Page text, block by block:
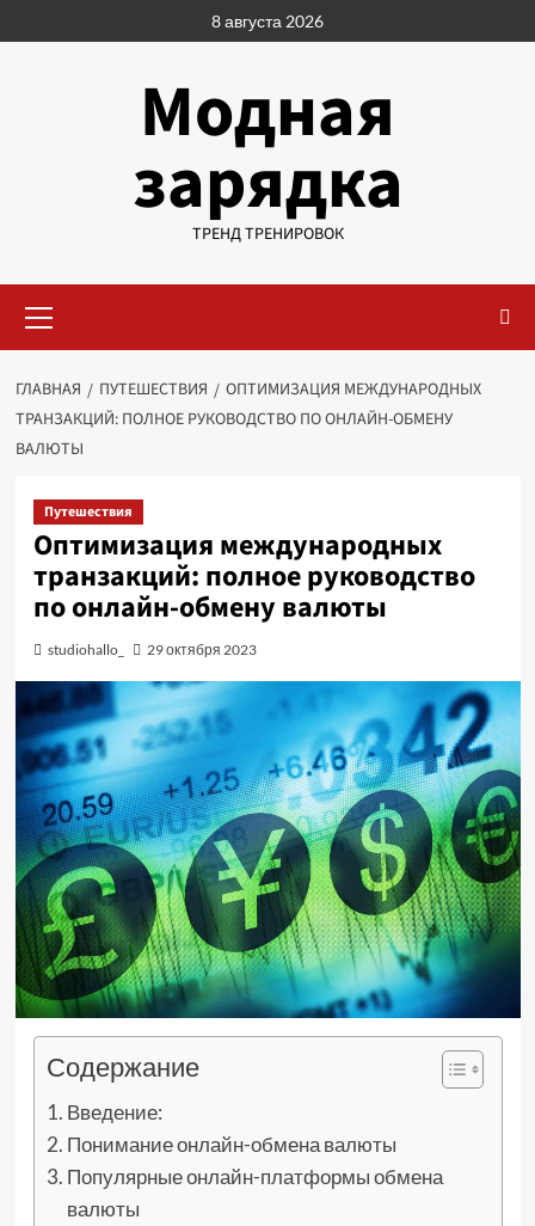
к
8 августа 2026
Модная
зарядка
ТРЕНД ТРЕНИРОВОК
меню
ГЛАВНАЯ ПУТЕШЕСТВИЯ
ОПТИМИЗАЦИЯ МЕЖДУНАРОДНЫХ
ТРАНЗАКЦИЙ: ПОЛНОЕ РУКОВОДСТВО ПО ОНЛАЙН-ОБМЕНУ
ВАЛЮТЫ
Путешествия
Оптимизация международных
транзакций: полное руководство
по онлайн-обмену валюты
studiohallo_ 29 октября 2023
Содержание
Введение:
Понимание онлайн-обмена валюты
Популярные онлайн-платформы обмена
валюты